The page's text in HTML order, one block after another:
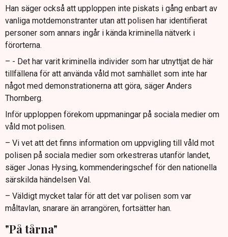
Han säger också att upploppen inte piskats i gång enbart av
vanliga motdemonstranter utan att polisen har identifierat
personer som annars ingår i kända kriminella nätverk i
förorterna.
– - Det har varit kriminella individer som har utnyttjat de här
tillfällena för att använda våld mot samhället som inte har
något med demonstrationerna att göra, säger Anders
Thornberg.
Inför upploppen förekom uppmaningar på sociala medier om
våld mot polisen.
– Vi vet att det finns information om uppvigling till våld mot
polisen på sociala medier som orkestreras utanför landet,
säger Jonas Hysing, kommenderingschef för den nationella
särskilda händelsen Val.
– Väldigt mycket talar för att det var polisen som var
måltavlan, snarare än arrangören, fortsätter han.
"På tårna"